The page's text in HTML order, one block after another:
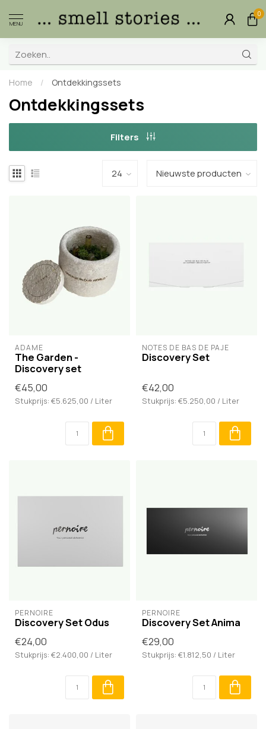
MENU
0
Home / Ontdekkingssets
Ontdekkingssets
Filters
ADÂME
The Garden -
Discovery set
€45,00
Stukprijs: €5.625,00 / Liter
NOTES DE BAS DE PAJE
Discovery Set
€42,00
Stukprijs: €5.250,00 / Liter
PERNOIRE
Discovery Set Odus
€24,00
Stukprijs: €2.400,00 / Liter
PERNOIRE
Discovery Set Anima
€29,00
Stukprijs: €1.812,50 / Liter